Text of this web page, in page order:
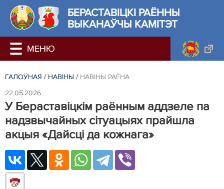
БЕРАСТАВIЦКI РАЁННЫ
ВЫКАНАЎЧЫ КАМІТЭТ
ГАЛОЎНАЯ / НАВIНЫ / НАВIНЫ РАЁНА
22.05.2026
У Бераставіцкім раённым аддзеле па
надзвычайных сітуацыях прайшла
акцыя «Дайсці да кожнага»